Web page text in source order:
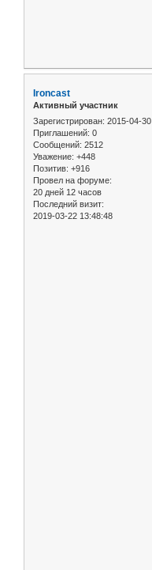
Ironcast
Активный участник
Зарегистрирован: 2015-04-30
Приглашений: 0
Сообщений: 2512
Уважение: +448
Позитив: +916
Провел на форуме:
20 дней 12 часов
Последний визит:
2019-03-22 13:48:48